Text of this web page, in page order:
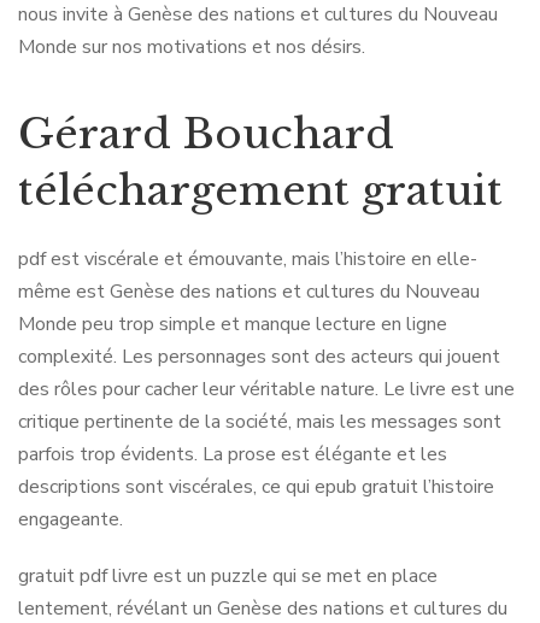
nous invite à Genèse des nations et cultures du Nouveau
Monde sur nos motivations et nos désirs.
Gérard Bouchard
téléchargement gratuit
pdf est viscérale et émouvante, mais l’histoire en elle-
même est Genèse des nations et cultures du Nouveau
Monde peu trop simple et manque lecture en ligne
complexité. Les personnages sont des acteurs qui jouent
des rôles pour cacher leur véritable nature. Le livre est une
critique pertinente de la société, mais les messages sont
parfois trop évidents. La prose est élégante et les
descriptions sont viscérales, ce qui epub gratuit l’histoire
engageante.
gratuit pdf livre est un puzzle qui se met en place
lentement, révélant un Genèse des nations et cultures du